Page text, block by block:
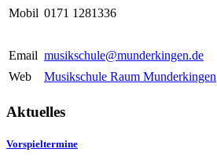
Mobil 0171 1281336
Email musikschule@munderkingen.de
Web
Musikschule Raum Munderkingen
Aktuelles
Vorspieltermine